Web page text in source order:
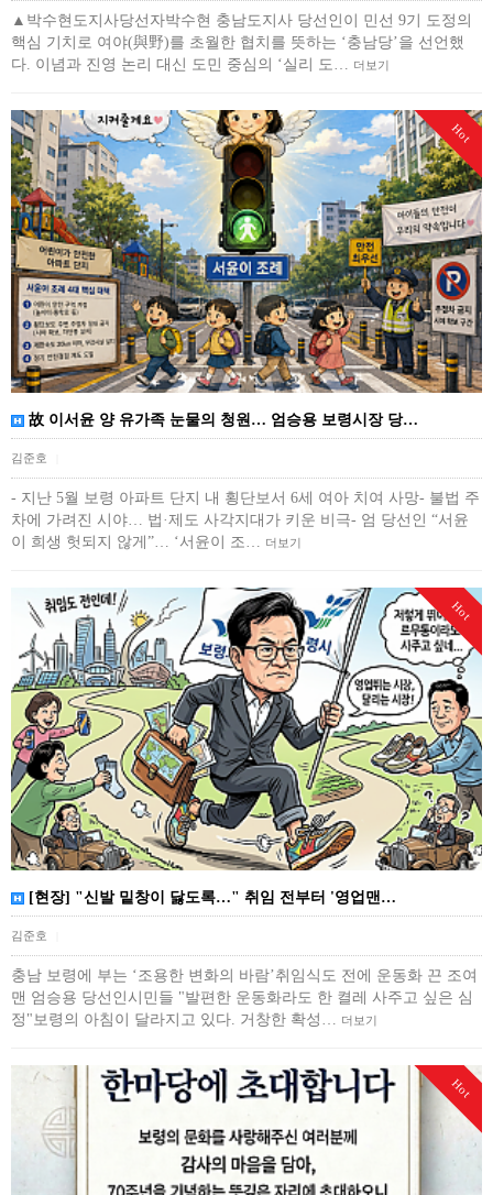
▲박수현도지사당선자박수현 충남도지사 당선인이 민선 9기 도정의
핵심 기치로 여야(與野)를 초월한 협치를 뜻하는 ‘충남당’을 선언했
다. 이념과 진영 논리 대신 도민 중심의 ‘실리 도… 더보기
Hot
故 이서윤 양 유가족 눈물의 청원… 엄승용 보령시장 당…
김준호
- 지난 5월 보령 아파트 단지 내 횡단보서 6세 여아 치여 사망- 불법 주
차에 가려진 시야… 법·제도 사각지대가 키운 비극- 엄 당선인 “서윤
이 희생 헛되지 않게”… ‘서윤이 조…
더보기
Hot
[현장] "신발 밑창이 닳도록…" 취임 전부터 '영업맨…
김준호
충남 보령에 부는 ‘조용한 변화의 바람’취임식도 전에 운동화 끈 조여
맨 엄승용 당선인시민들 "발편한 운동화라도 한 켤레 사주고 싶은 심
정"보령의 아침이 달라지고 있다. 거창한 확성…
더보기
Hot